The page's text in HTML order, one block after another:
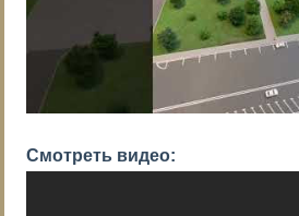
Смотреть видео: